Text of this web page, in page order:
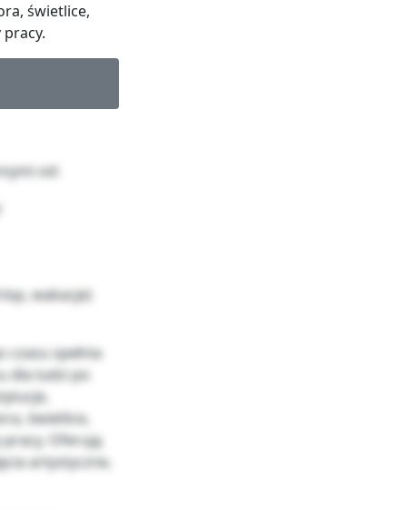
świetlice,
od:
wakacje)
spełnia
dla ludzi po
świetlice,
Oferują
artystyczne,